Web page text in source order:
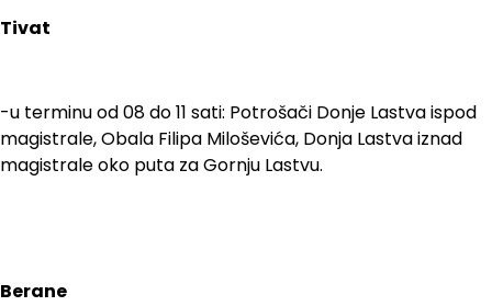
Tivat
-u terminu od 08 do 11 sati: Potrošači Donje Lastva ispod
magistrale, Obala Filipa Miloševića, Donja Lastva iznad
magistrale oko puta za Gornju Lastvu.
Berane